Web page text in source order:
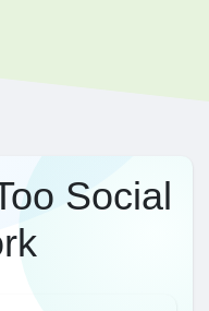
Social